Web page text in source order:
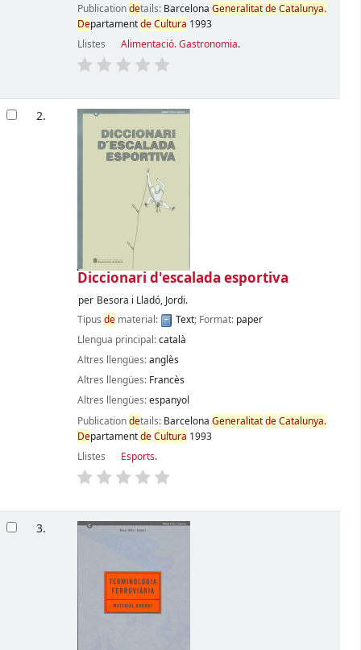
Publicationdetails: Barcelona GeneralitatdeCatalunya.
DepartamentdeCultura 1993
Llistes
Alimentació. Gastronomia.
2.
Diccionari d'escalada esportiva
per Besora i Lladó, Jordi.
Tipus dematerial: Text; Format: paper
Llengua principal:català
Altres llengües:anglès
Altres llengües: Francès
Altres llengües:espanyol
Publicationdetails: Barcelona GeneralitatdeCatalunya.
DepartamentdeCultura 1993
Llistes
Esports.
3.